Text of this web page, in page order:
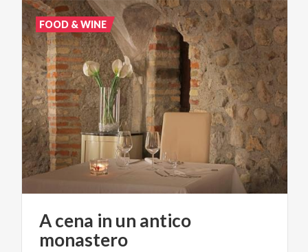
Acena in un antico
monastero
FOOD & WINE